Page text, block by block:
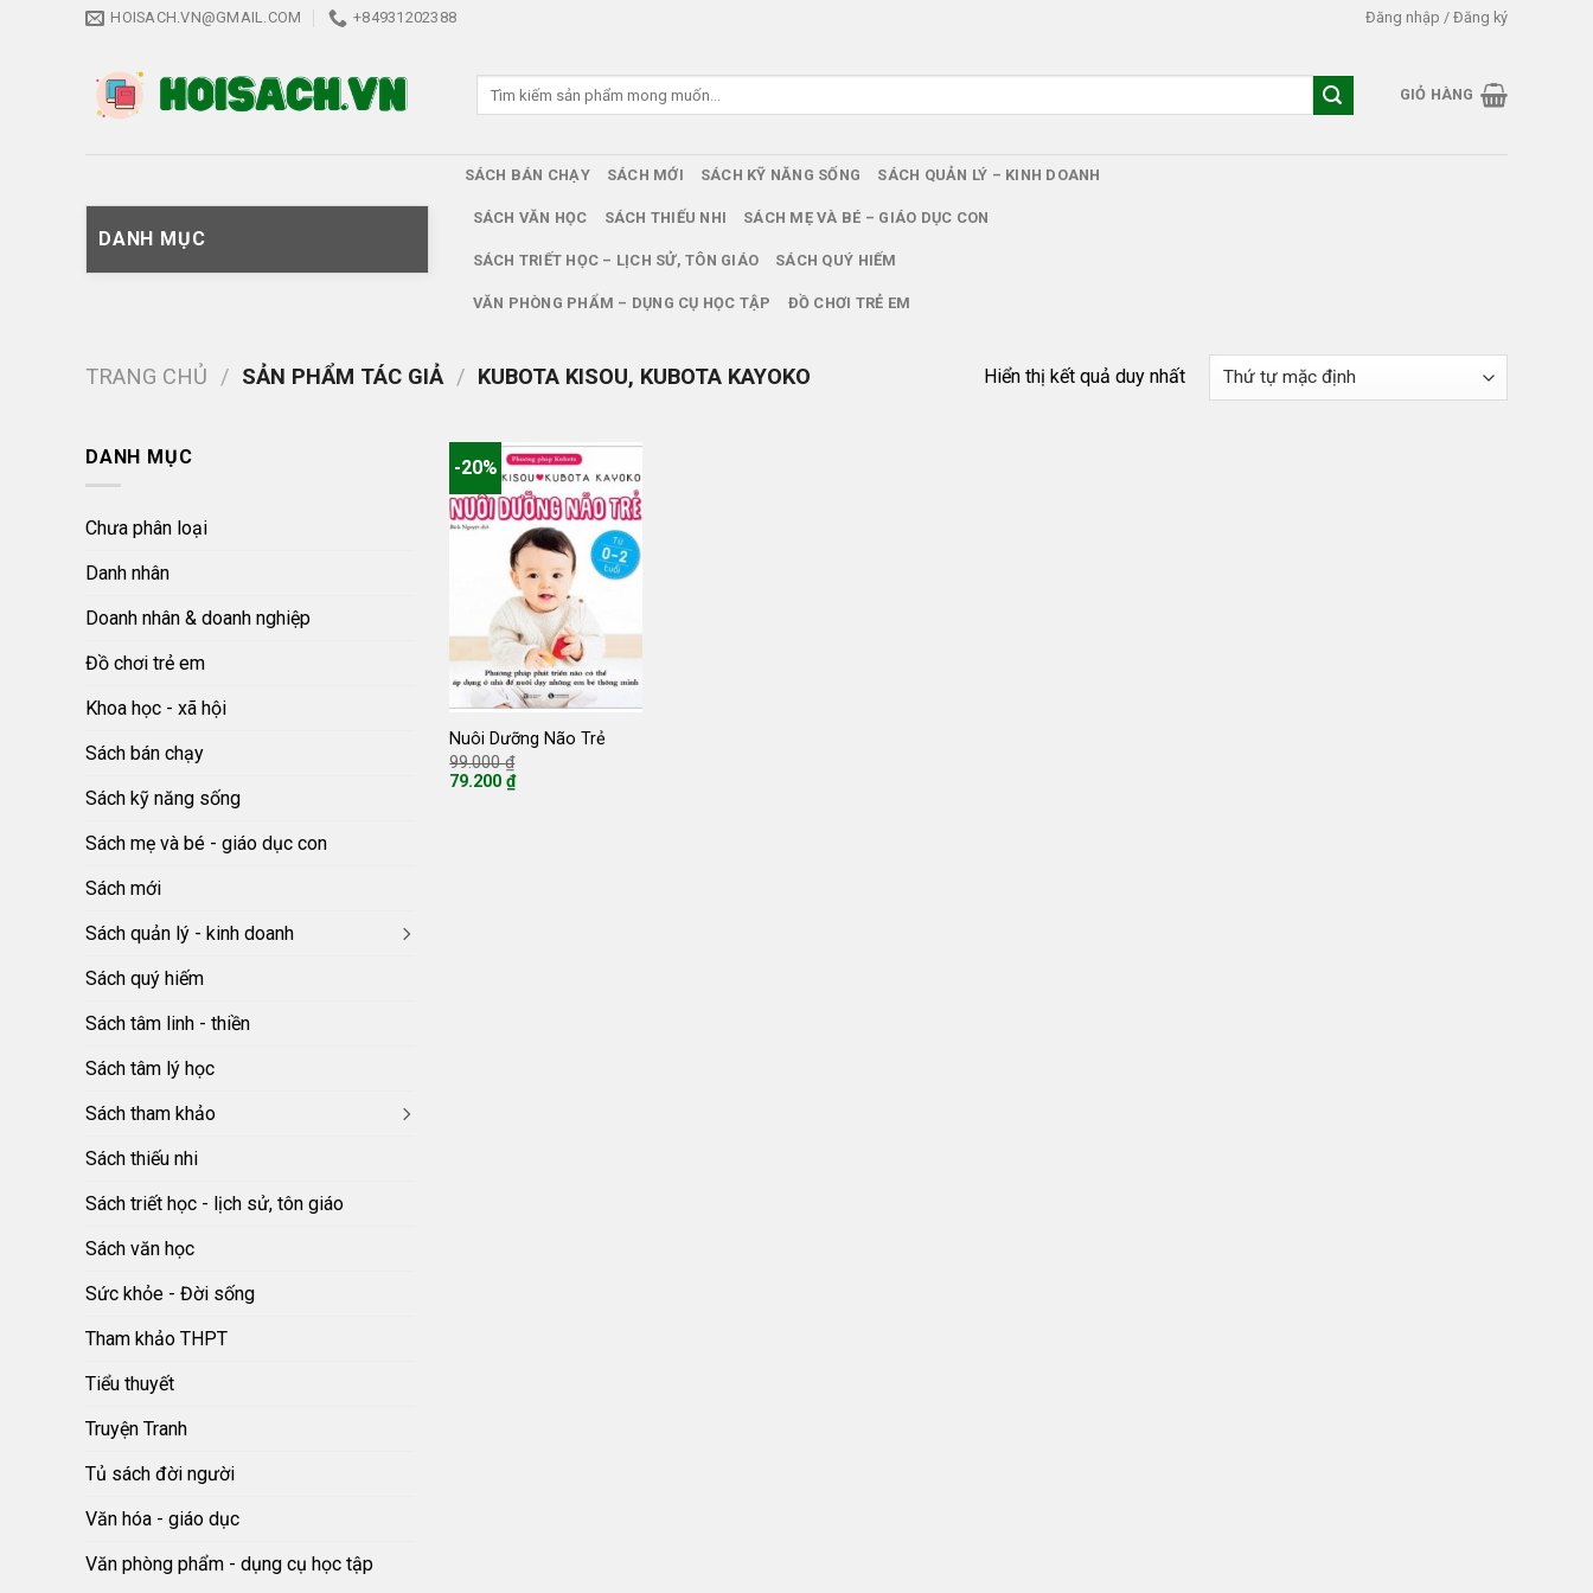
HOISACH.VN@GMAIL.COM +84931202388 Đăng nhập / Đăng ký
GIỎ HÀNG
DANH MỤC
SÁCH BÁN CHẠY SÁCH MỚI SÁCH KỸ NĂNG SỐNG SÁCH QUẢN LÝ – KINH DOANH
SÁCH VĂN HỌC SÁCH THIẾU NHI SÁCH MẸ VÀ BÉ – GIÁO DỤC CON
SÁCH TRIẾT HỌC – LỊCH SỬ, TÔN GIÁO SÁCH QUÝ HIẾM
VĂN PHÒNG PHẨM – DỤNG CỤ HỌC TẬP ĐỒ CHƠI TRẺ EM
TRANG CHỦ / SẢN PHẨM TÁC GIẢ / KUBOTA KISOU, KUBOTA KAYOKO Hiển thị kết quả duy nhất
DANH MỤC
Chưa phân loại
Danh nhân
Doanh nhân & doanh nghiệp
Đồ chơi trẻ em
Khoa học - xã hội
Sách bán chạy
Sách kỹ năng sống
Sách mẹ và bé - giáo dục con
Sách mới
Sách quản lý - kinh doanh
Sách quý hiếm
Sách tâm linh - thiền
Sách tâm lý học
Sách tham khảo
Sách thiếu nhi
Sách triết học - lịch sử, tôn giáo
Sách văn học
Sức khỏe - Đời sống
Tham khảo THPT
Tiểu thuyết
Truyện Tranh
Tủ sách đời người
Văn hóa - giáo dục
Văn phòng phẩm - dụng cụ học tập
-20%
Nuôi Dưỡng Não Trẻ
99.000₫
79.200₫